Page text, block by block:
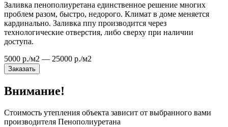
Заливка пенополиуретана единственное решение многих
проблем разом, быстро, недорого. Климат в доме меняется
кардинально. Заливка ппу производится через
технологические отверстия, либо сверху при наличии
доступа.
5000 р./м2 — 25000 р./м2
Заказать
Внимание!
Стоимость утепления объекта зависит от выбранного вами
производителя Пенополиуретана